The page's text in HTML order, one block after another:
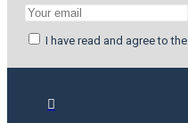
I have read and agree to the